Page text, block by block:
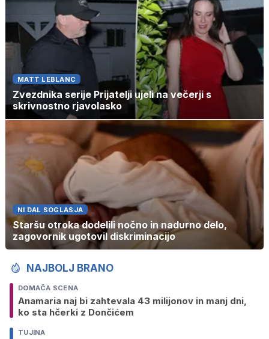
MATT LEBLANC
Zvezdnika serije Prijatelji ujeli na večerji s
skrivnostno rjavolasko
NI DAL SOGLASJA
Staršu otroka dodelili nočno in nadurno delo,
zagovornik ugotovil diskriminacijo
NAJBOLJ BRANO
DOMAČA SCENA
Anamaria naj bi zahtevala 43 milijonov in manj dni,
ko sta hčerki z Dončićem
TUJINA